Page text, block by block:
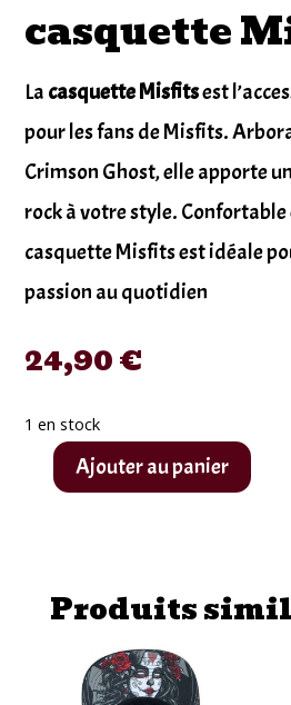
casquette
La casquette Misfitsest
pour les fans de Misfits.
Crimson Ghost, elle apporte
rock à votre style.
casquette Misfits est idéale
passion au quotidien
24,90€
1 en stock
quantitéAjouter au panier
Produits